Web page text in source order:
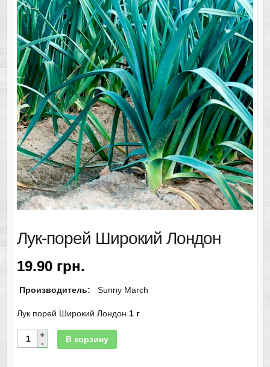
Лук-порей Широкий Лондон
19.90 грн.
Производитель: Sunny March
Лук порей Широкий Лондон 1 г
В корзину